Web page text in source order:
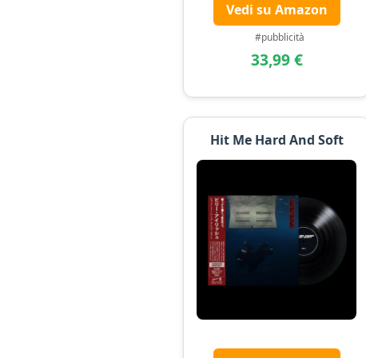
Vedi su Amazon
#pubblicità
33,99 €
Hit Me Hard And Soft